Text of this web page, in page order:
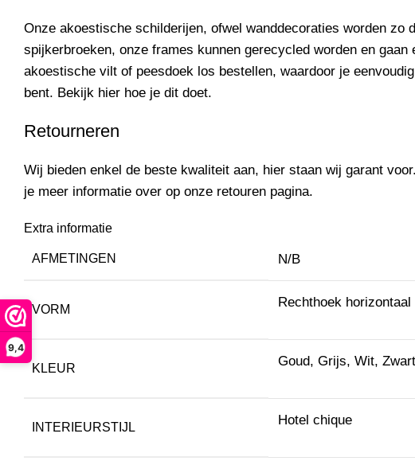
9,4
Onze akoestische schilderijen, ofwel wanddecoraties worden zo
spijkerbroeken, onze frames kunnen gerecycled worden en
akoestische vilt of peesdoek los bestellen, waardoor je
bent. Bekijk hier hoe je dit doet.
Retourneren
Wij bieden enkel de beste kwaliteit aan, hier staan wij garant
je meer informatie over op onze retouren pagina.
Extra informatie
AFMETINGEN N/B
VORM Rechthoek horizontaal
KLEUR Goud, Grijs, Wit, Zwart
INTERIEURSTIJL Hotel chique